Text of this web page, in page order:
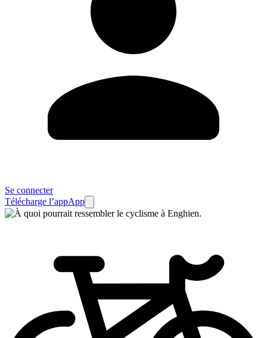
Se connecter
Télécharge l’appApp